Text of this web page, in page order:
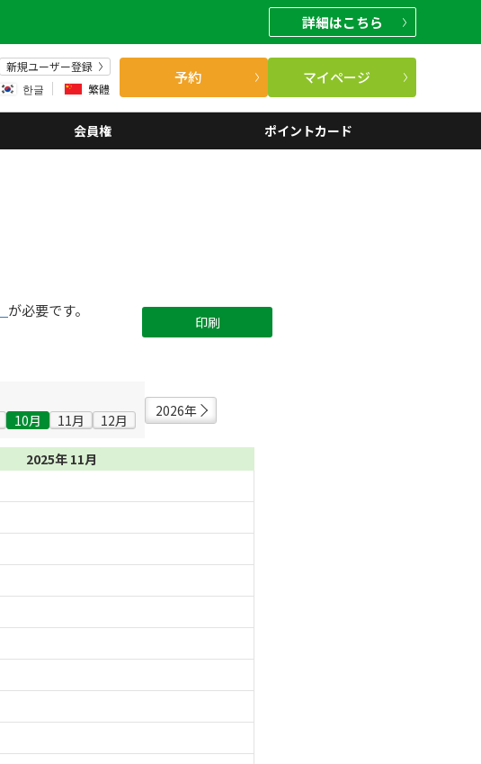
詳細はこちら
新規ユーザー登録
한글 繁體
予約 マイページ
会員権 ポイントカード
が必要です。
印刷
10月 11月 12月
2026年
2025年 11月